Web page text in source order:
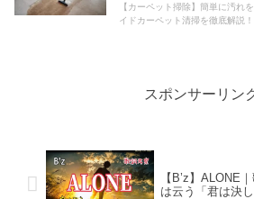
【カーペット掃除】簡単に汚れ
イドカーペット清掃を徹底解説！
スポンサーリン
【B’z】ALONE
は云う「君は決し